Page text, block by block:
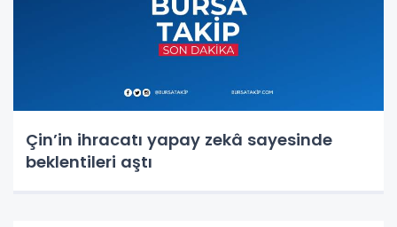
Çin’in ihracatı yapay zekâ sayesinde
beklentileri aştı